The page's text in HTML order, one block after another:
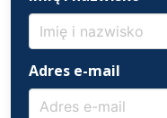
Adres e-mail